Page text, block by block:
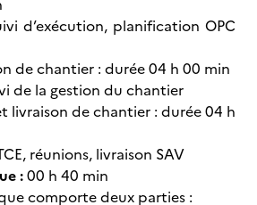
d’exécution, planification OPC
de chantier : durée 04 h 00 min
de la gestion du chantier
livraison de chantier : durée 04 h
réunions, livraison SAV
:00 h 40 min
comporte deux parties :